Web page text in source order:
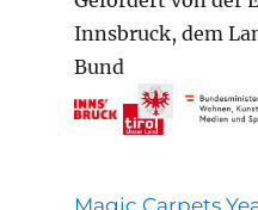
Innsbruck, dem
Bund
Magic Carpets